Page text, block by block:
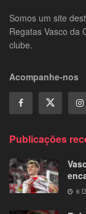
Somos um site
Regatas Vasco da
clube.
Acompanhe-nos
Publicações
6